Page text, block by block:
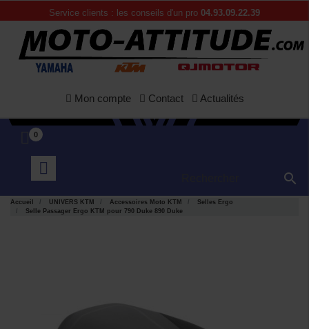
Service clients : les conseils d'un pro 04.93.09.22.39
Mon compte Contact Actualités
0

Accueil UNIVERS KTM Accessoires Moto KTM
Selles Ergo
Selle Passager Ergo KTM pour 790 Duke 890 Duke